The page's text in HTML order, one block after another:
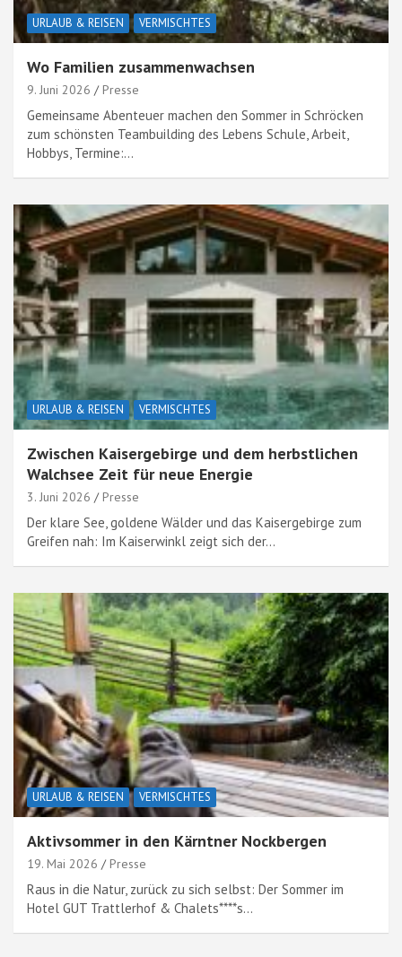
URLAUB & REISEN VERMISCHTES
Wo Familien zusammenwachsen
9. Juni 2026 Presse
Gemeinsame Abenteuer machen den Sommer in Schröcken
zum schönsten Teambuilding des Lebens Schule, Arbeit,
Hobbys, Termine:…
URLAUB & REISEN VERMISCHTES
Zwischen Kaisergebirge und dem herbstlichen
Walchsee Zeit für neue Energie
3. Juni 2026 Presse
Der klare See, goldene Wälder und das Kaisergebirge zum
Greifen nah: Im Kaiserwinkl zeigt sich der…
URLAUB & REISEN VERMISCHTES
Aktivsommer in den Kärntner Nockbergen
19. Mai 2026 Presse
Raus in die Natur, zurück zu sich selbst: Der Sommer im
Hotel GUT Trattlerhof & Chalets****s…